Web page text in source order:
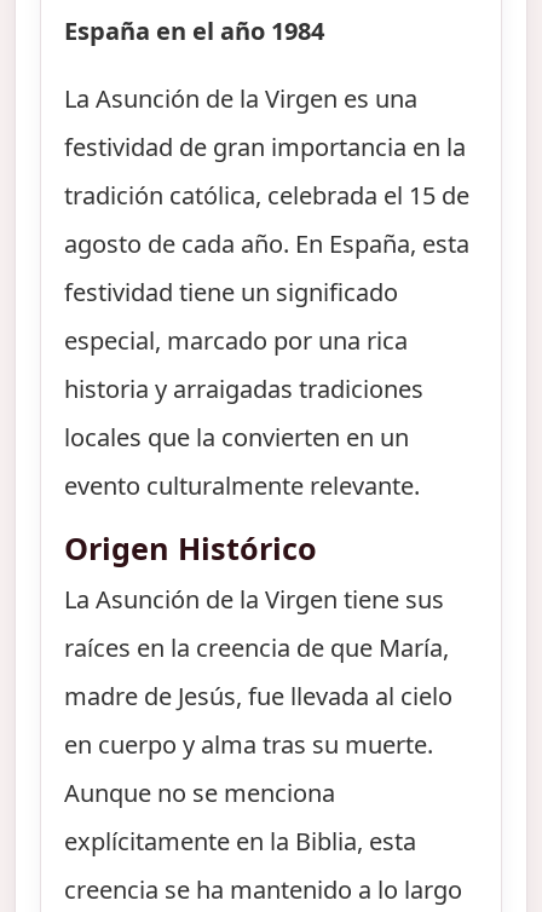
España en el año 1984
La Asunción de la Virgen es una
festividad de gran importancia en la
tradición católica, celebrada el 15 de
agosto de cada año. En España, esta
festividad tiene un significado
especial, marcado por una rica
historia y arraigadas tradiciones
locales que la convierten en un
evento culturalmente relevante.
Origen Histórico
La Asunción de la Virgen tiene sus
raíces en la creencia de que María,
madre de Jesús, fue llevada al cielo
en cuerpo y alma tras su muerte.
Aunque no se menciona
explícitamente en la Biblia, esta
creencia se ha mantenido a lo largo